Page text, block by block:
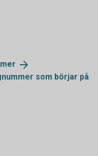
som börjar på